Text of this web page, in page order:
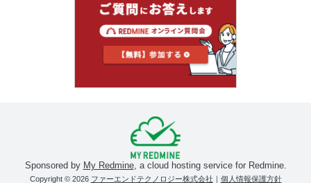
Sponsored by My Redmine, a cloud hosting service for Redmine.
Copyright © 2026 ファーエンドテクノロジー株式会社 ｜ 個人情報保護方針